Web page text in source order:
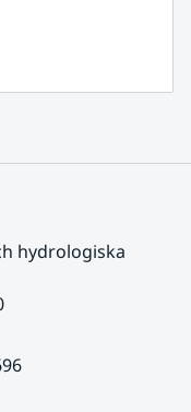
hydrologiska